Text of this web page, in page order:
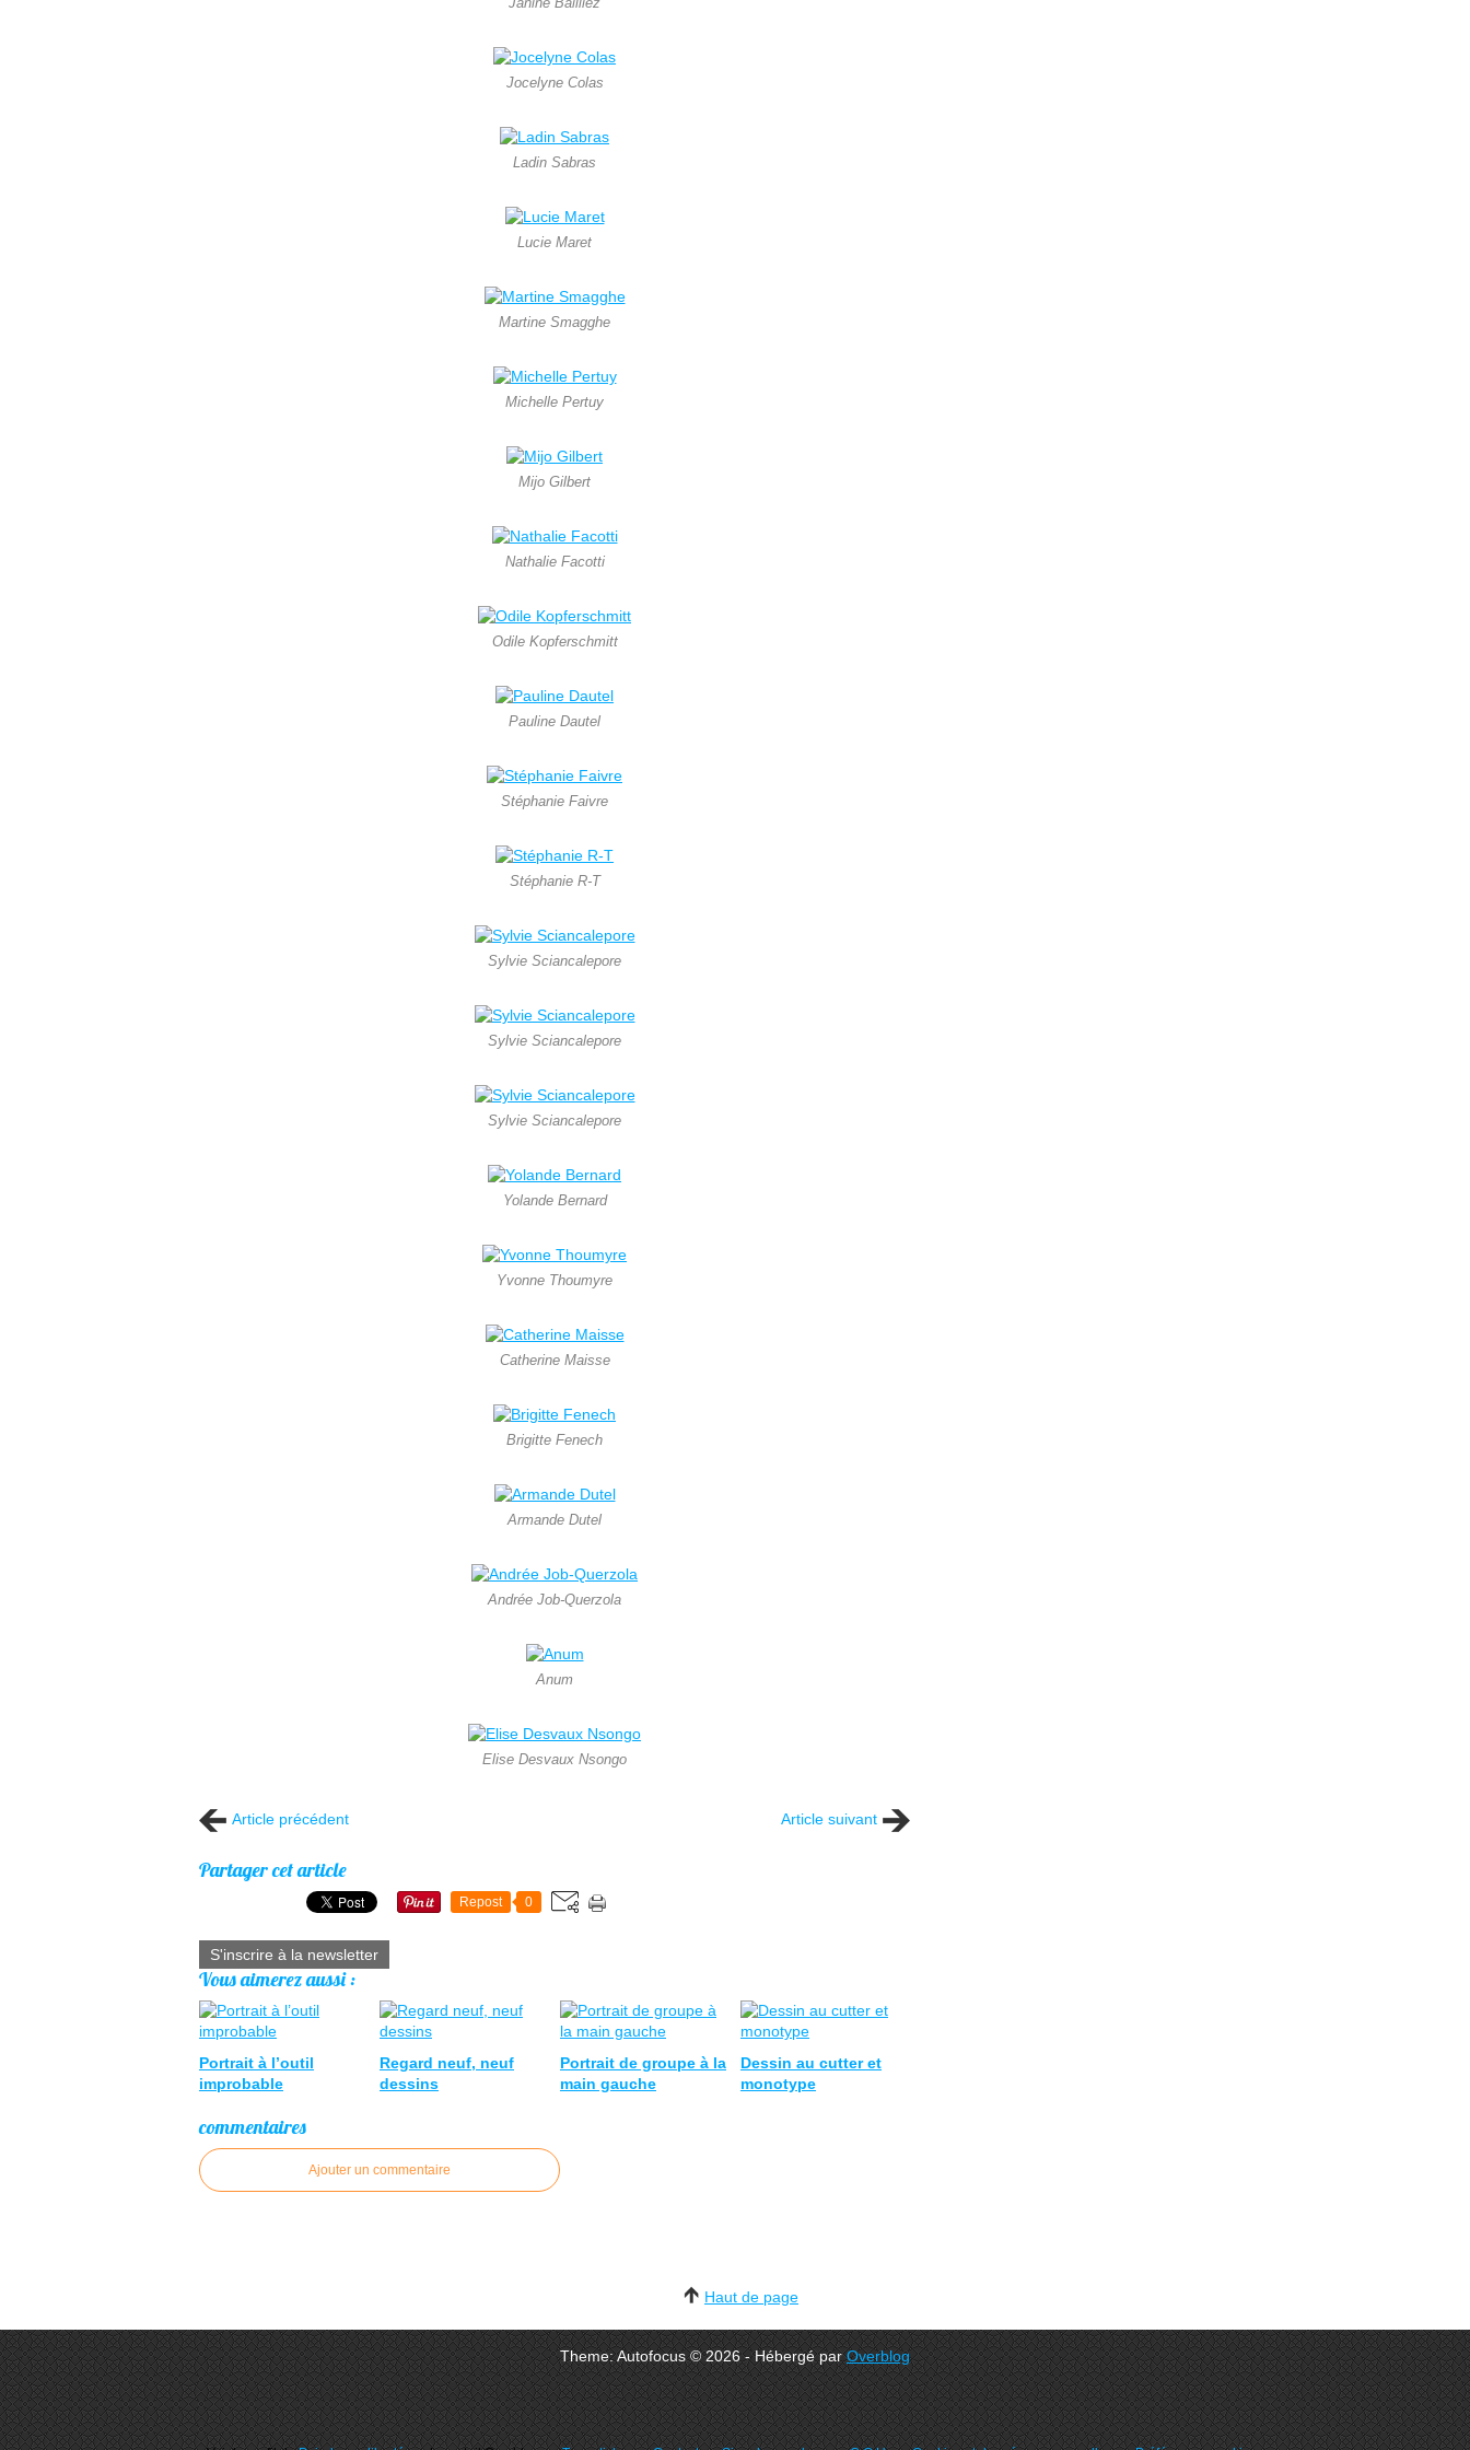
Janine Bailliez
Jocelyne Colas
Ladin Sabras
Lucie Maret
Martine Smagghe
Michelle Pertuy
Mijo Gilbert
Nathalie Facotti
Odile Kopferschmitt
Pauline Dautel
Stéphanie Faivre
Stéphanie R-T
Sylvie Sciancalepore
Sylvie Sciancalepore
Sylvie Sciancalepore
Yolande Bernard
Yvonne Thoumyre
Catherine Maisse
Brigitte Fenech
Armande Dutel
Andrée Job-Querzola
Anum
Elise Desvaux Nsongo
Article précédent Article suivant
Partager cet article
Repost 0
S'inscrire à la newsletter
Vous aimerez aussi :
Portrait à l’outil
improbable
Regard neuf, neuf
dessins
Portrait de groupe à la
main gauche
Dessin au cutter et
monotype
commentaires
Ajouter un commentaire
Haut de page
Theme: Autofocus © 2026 - Hébergé parOverblog